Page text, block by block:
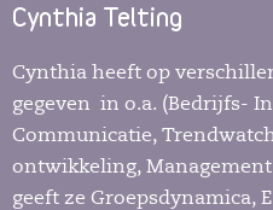
Cynthia Telting
Cynthia heeft op
gegeven in o.a. (Bedrijfs-
Communicatie,
ontwikkeling,
geeft ze Groepsdynamica,